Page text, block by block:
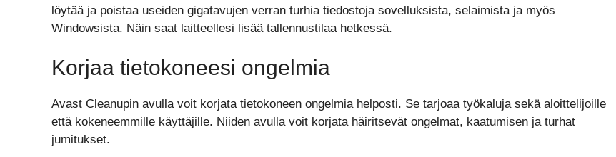
löytää ja poistaa useiden gigatavujen verran turhia tiedostoja sovelluksista, selaimista ja myös
Windowsista. Näin saat laitteellesi lisää tallennustilaa hetkessä.
Korjaa tietokoneesi ongelmia
Avast Cleanupin avulla voit korjata tietokoneen ongelmia helposti. Se tarjoaa työkaluja sekä aloittelijoille
että kokeneemmille käyttäjille. Niiden avulla voit korjata häiritsevät ongelmat, kaatumisen ja turhat
jumitukset.